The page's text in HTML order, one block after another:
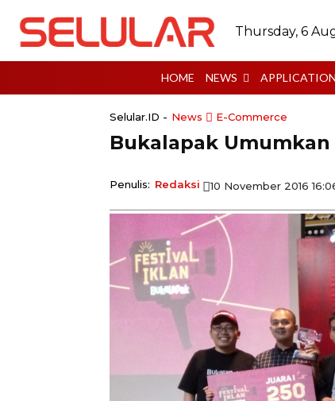
Thursday, 6
HOME NEWS
Selular.ID - News E-Commerce
Bukalapak
Penulis: Redaksi 10 November 2016